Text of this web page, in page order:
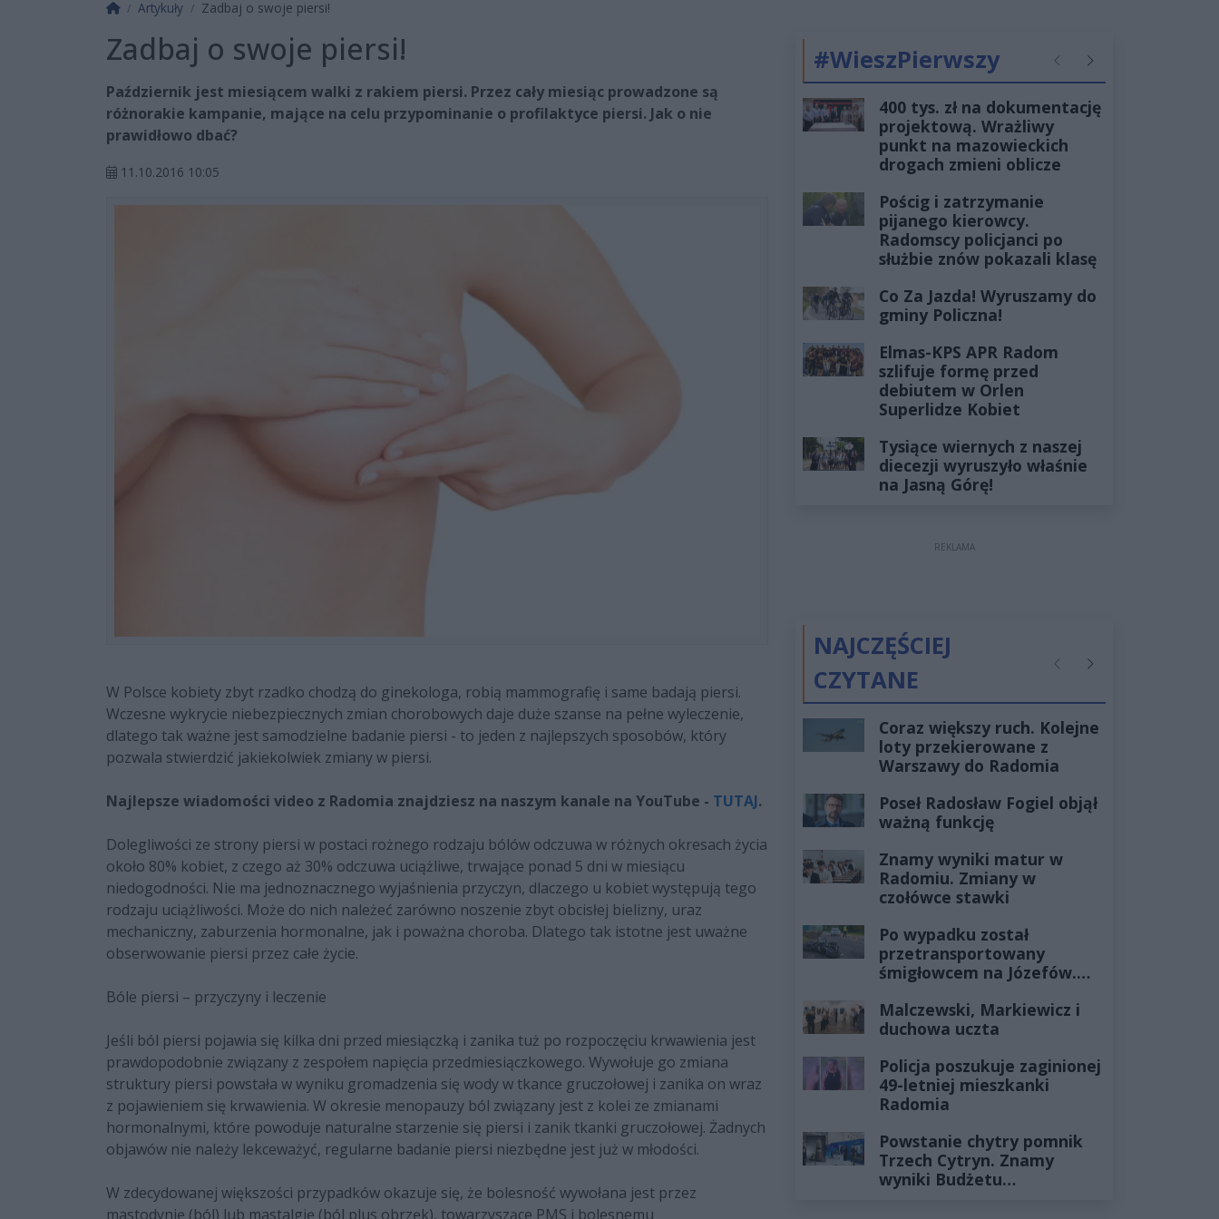
Strona główna
Artykuły Zadbaj o swoje piersi!
Zadbaj o swoje piersi!
Październik jest miesiącem walki z rakiem piersi. Przez cały miesiąc prowadzone są
różnorakie kampanie, mające na celu przypominanie o profilaktyce piersi. Jak o nie
prawidłowo dbać?
11.10.2016 10:05
W Polsce kobiety zbyt rzadko chodzą do ginekologa, robią mammografię i same badają piersi.
Wczesne wykrycie niebezpiecznych zmian chorobowych daje duże szanse na pełne wyleczenie,
dlatego tak ważne jest samodzielne badanie piersi - to jeden z najlepszych sposobów, który
pozwala stwierdzić jakiekolwiek zmiany w piersi.
Najlepsze wiadomości video z Radomia znajdziesz na naszym kanale na YouTube - TUTAJ.
Dolegliwości ze strony piersi w postaci rożnego rodzaju bólów odczuwa w różnych okresach życia
około 80% kobiet, z czego aż 30% odczuwa uciążliwe, trwające ponad 5 dni w miesiącu
niedogodności. Nie ma jednoznacznego wyjaśnienia przyczyn, dlaczego u kobiet występują tego
rodzaju uciążliwości. Może do nich należeć zarówno noszenie zbyt obcisłej bielizny, uraz
mechaniczny, zaburzenia hormonalne, jak i poważna choroba. Dlatego tak istotne jest uważne
obserwowanie piersi przez całe życie.
Bóle piersi – przyczyny i leczenie
Jeśli ból piersi pojawia się kilka dni przed miesiączką i zanika tuż po rozpoczęciu krwawienia jest
prawdopodobnie związany z zespołem napięcia przedmiesiączkowego. Wywołuje go zmiana
struktury piersi powstała w wyniku gromadzenia się wody w tkance gruczołowej i zanika on wraz
z pojawieniem się krwawienia. W okresie menopauzy ból związany jest z kolei ze zmianami
hormonalnymi, które powoduje naturalne starzenie się piersi i zanik tkanki gruczołowej. Żadnych
objawów nie należy lekceważyć, regularne badanie piersi niezbędne jest już w młodości.
W zdecydowanej większości przypadków okazuje się, że bolesność wywołana jest przez
mastodynię (ból) lub mastalgię (ból plus obrzęk), towarzyszące PMS i bolesnemu
#WieszPierwszy PoprzednieNastępne
400 tys. zł na dokumentację
projektową. Wrażliwy
punkt na mazowieckich
drogach zmieni oblicze
Pościg i zatrzymanie
pijanego kierowcy.
Radomscy policjanci po
służbie znów pokazali klasę
Co Za Jazda! Wyruszamy do
gminy Policzna!
Elmas-KPS APR Radom
szlifuje formę przed
debiutem w Orlen
Superlidze Kobiet
Tysiące wiernych z naszej
diecezji wyruszyło właśnie
na Jasną Górę!
REKLAMA
NAJCZĘŚCIEJ
CZYTANE
PoprzednieNastępne
Coraz większy ruch. Kolejne
loty przekierowane z
Warszawy do Radomia
Poseł Radosław Fogiel objął
ważną funkcję
Znamy wyniki matur w
Radomiu. Zmiany w
czołówce stawki
Po wypadku został
przetransportowany
śmigłowcem na Józefów.
żyłach
Malczewski, Markiewicz i
duchowa uczta
Policja poszukuje zaginionej
49-letniej mieszkanki
Radomia
Powstanie chytry pomnik
Trzech Cytryn. Znamy
wyniki Budżetu